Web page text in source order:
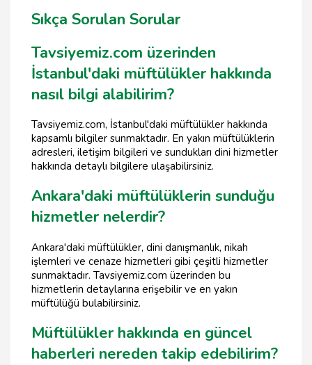
Sıkça Sorulan Sorular
Tavsiyemiz.com üzerinden
İstanbul'daki müftülükler hakkında
nasıl bilgi alabilirim?
Tavsiyemiz.com, İstanbul'daki müftülükler hakkında
kapsamlı bilgiler sunmaktadır. En yakın müftülüklerin
adresleri, iletişim bilgileri ve sundukları dini hizmetler
hakkında detaylı bilgilere ulaşabilirsiniz.
Ankara'daki müftülüklerin sunduğu
hizmetler nelerdir?
Ankara'daki müftülükler, dini danışmanlık, nikah
işlemleri ve cenaze hizmetleri gibi çeşitli hizmetler
sunmaktadır. Tavsiyemiz.com üzerinden bu
hizmetlerin detaylarına erişebilir ve en yakın
müftülüğü bulabilirsiniz.
Müftülükler hakkında en güncel
haberleri nereden takip edebilirim?